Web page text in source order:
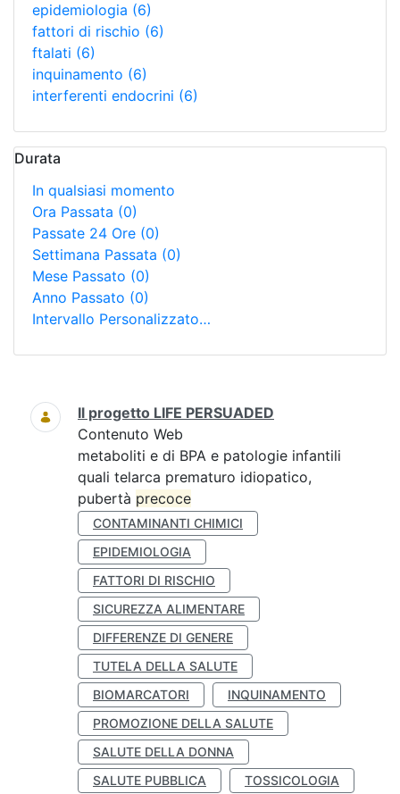
epidemiologia (6)
fattori di rischio (6)
ftalati (6)
inquinamento (6)
interferenti endocrini (6)
Durata
In qualsiasi momento
Ora Passata (0)
Passate 24 Ore (0)
Settimana Passata (0)
Mese Passato (0)
Anno Passato (0)
Intervallo Personalizzato…
Ricerca
Il progetto LIFE PERSUADED
Contenuto Web
metaboliti e di BPA e patologie infantili
quali telarca prematuro idiopatico,
pubertà precoce
CONTAMINANTI CHIMICI
EPIDEMIOLOGIA
FATTORI DI RISCHIO
SICUREZZA ALIMENTARE
DIFFERENZE DI GENERE
TUTELA DELLA SALUTE
BIOMARCATORI
INQUINAMENTO
PROMOZIONE DELLA SALUTE
SALUTE DELLA DONNA
SALUTE PUBBLICA
TOSSICOLOGIA